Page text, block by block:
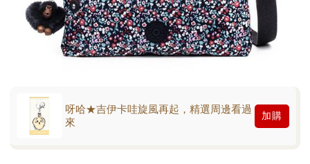
呀哈★吉伊卡哇旋風再起，精選周邊看過
來
加購